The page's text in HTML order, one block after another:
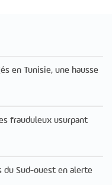
en Tunisie, une hausse
frauduleux usurpant
du Sud-ouest en alerte